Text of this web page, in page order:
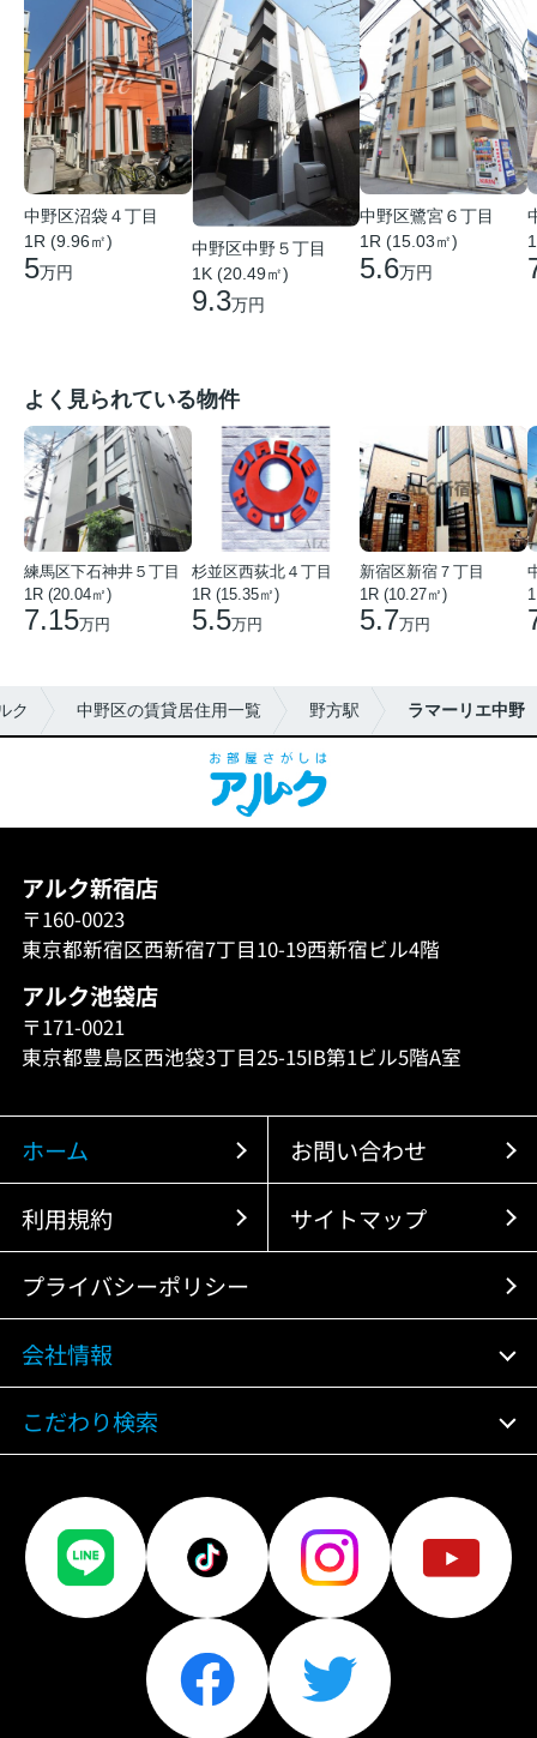
中野区沼袋４丁目
1R (9.96㎡)
5万円
中野区中野５丁目
1K (20.49㎡)
9.3万円
中野区鷺宮６丁目
1R (15.03㎡)
5.6万円
よく見られている物件
練馬区下石神井５丁目
1R (20.04㎡)
7.15万円
杉並区西荻北４丁目
1R (15.35㎡)
5.5万円
新宿区新宿７丁目
1R (10.27㎡)
5.7万円
ク 中野区の賃貸居住用一覧 野方駅 ラマーリエ中野
アルク新宿店
〒160-0023
東京都新宿区西新宿7丁目10-19西新宿ビル4階
アルク池袋店
〒171-0021
東京都豊島区西池袋3丁目25-15IB第1ビル5階A室
ホーム お問い合わせ
利用規約 サイトマップ
プライバシーポリシー
会社情報
こだわり検索